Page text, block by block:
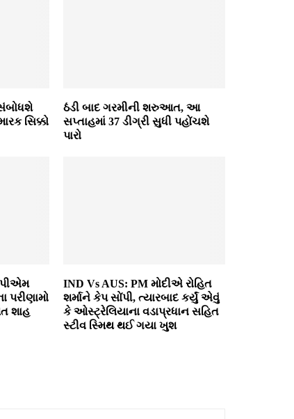
સિક્કો
ઠંડી બાદ ગરમીની શરુઆત, આ
સપ્તાહમાં 37 ડીગ્રી સુધી પહોંચશે
પારો
પીએમ
પરીણામો
શાહ
IND Vs AUS: PM મોદીએ રોહિત
શર્માને કેપ સોંપી, ત્યારબાદ કર્યું એવું
કે ઓસ્ટ્રેલિયાના વડાપ્રધાન સહિત
સ્ટીવ સ્મિથ થઈ ગયા ખુશ